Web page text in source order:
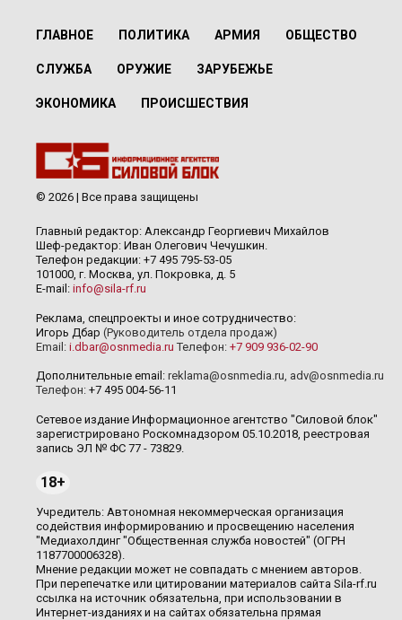
ГЛАВНОЕ ПОЛИТИКА АРМИЯ ОБЩЕСТВО
СЛУЖБА ОРУЖИЕ ЗАРУБЕЖЬЕ
ЭКОНОМИКА ПРОИСШЕСТВИЯ
© 2026 | Все права защищены
Главный редактор: Александр Георгиевич Михайлов
Шеф-редактор: Иван Олегович Чечушкин.
Телефон редакции: +7 495 795-53-05
101000, г. Москва, ул. Покровка, д. 5
E-mail: info@sila-rf.ru
Реклама, спецпроекты и иное сотрудничество:
Игорь Дбар (Руководитель отдела продаж)
Email: i.dbar@osnmedia.ru Телефон: +7 909 936-02-90
Дополнительные email: reklama@osnmedia.ru adv@osnmedia.ru
Телефон: +7 495 004-56-11
Сетевое издание Информационное агентство "Силовой блок"
зарегистрировано Роскомнадзором 05.10.2018, реестровая
запись ЭЛ № ФС 77 - 73829.
18+
Учредитель: Автономная некоммерческая организация
содействия информированию и просвещению населения
"Медиахолдинг "Общественная служба новостей" (ОГРН
1187700006328).
Мнение редакции может не совпадать с мнением авторов.
При перепечатке или цитировании материалов сайта Sila-rf.ru
ссылка на источник обязательна, при использовании в
Интернет-изданиях и на сайтах обязательна прямая